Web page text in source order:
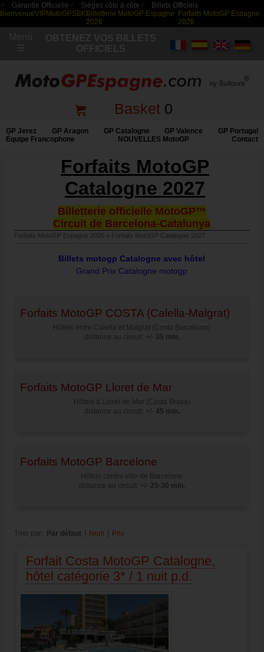
Garantie Officielle Sièges côte à côte
Billets Officiels
BienvenueVIP MotoGPSBKBilletterie MotoGP Espagne
2026
Forfaits MotoGP Espagne
2026
Basket0
GP Jerez GP Aragon GP Catalogne GP Valence
GP Portugal
Équipe Francophone
NOUVELLES MotoGP Contact
Forfaits MotoGP
Catalogne 2027
Billetterie officielle MotoGP™
Circuit de Barcelona-Catalunya
Forfaits MotoGP Espagne 2026 » Forfaits MotoGP Catalogne 2027
Billets motogp Catalogne avec hôtel
Grand Prix Catalogne motogp
Forfaits MotoGP COSTA (Calella-Malgrat)
Hôtels entre Calella et Malgrat (Costa Barcelona)
distance au circuit: +/- 35 min.
Forfaits MotoGP Lloret de Mar
Hôtels à Lloret de Mar (Costa Brava)
distance au circuit: +/- 45 min.
Forfaits MotoGP Barcelone
Hôtels centre ville de Barcelone
distance au circuit: +/- 25-30 min.
Trier par: Par défaut Nom Prix
Forfait Costa MotoGP Catalogne,
hôtel catégorie 3* / 1 nuit p.d.